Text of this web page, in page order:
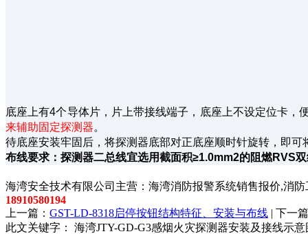
底座上有4个导体片，片上带接线端子，底座上不设定位卡
来辅助固定探测器。
待底座安装牢固后，将探测器底部对正底座顺时针旋转，即可
布线要求：探测器二总线宜选用截面积≥1.0mm2的阻燃RVS
海湾安全技术有限公司主营：海湾消防报警系统销售报价,消
18910580194
上一篇： GST-LD-8318启停按钮结构特征、安装与布线 | 下一
此文关键字：
海湾JTY-GD-G3感烟火灾探测器安装及接线示意